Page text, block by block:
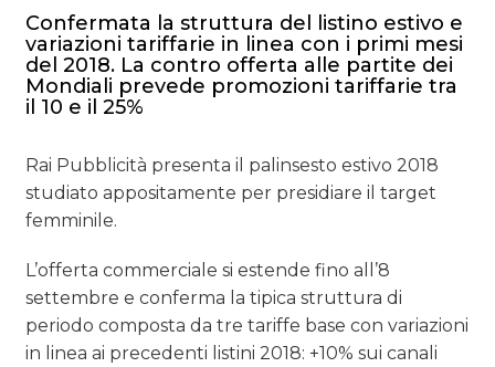
Confermata la struttura del listino estivo e
variazioni tariffarie in linea con i primi mesi
del 2018. La contro offerta alle partite dei
Mondiali prevede promozioni tariffarie tra
il 10 e il 25%
Rai Pubblicità presenta il palinsesto estivo 2018
studiato appositamente per presidiare il target
femminile.
L’offerta commerciale si estende fino all’8
settembre e conferma la tipica struttura di
periodo composta da tre tariffe base con variazioni
in linea ai precedenti listini 2018: +10% sui canali